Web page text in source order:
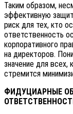
Таким образом,
эффективную
риск для тех, кто
ответственность
корпоративного
на директоров.
значение для всех,
стремится
ФИДУЦИАРНЫЕ